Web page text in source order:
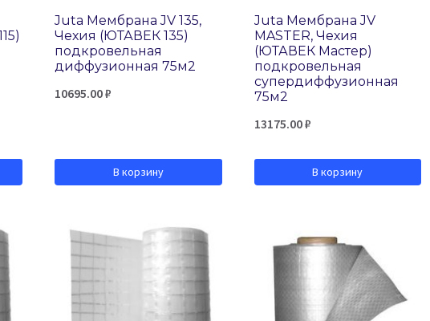
Juta Мембрана JV 135,
Чехия (ЮТАВЕК 135)
подкровельная
диффузионная 75м2
10695.00₽
В корзину
Juta Мембрана JV
MASTER, Чехия
(ЮТАВЕК Мастер)
подкровельная
супердиффузионная
75м2
13175.00₽
В корзину